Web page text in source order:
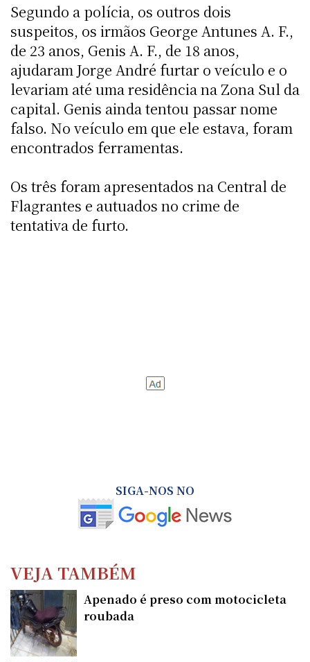
Segundo a polícia, os outros dois
suspeitos, os irmãos George Antunes A. F.,
de 23 anos, Genis A. F., de 18 anos,
ajudaram Jorge André furtar o veículo e o
levariam até uma residência na Zona Sul da
capital. Genis ainda tentou passar nome
falso. No veículo em que ele estava, foram
encontrados ferramentas.
Os três foram apresentados na Central de
Flagrantes e autuados no crime de
tentativa de furto.
SIGA-NOS NO
VEJA TAMBÉM
Apenado é preso com motocicleta
roubada